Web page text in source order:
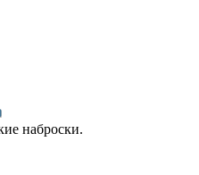
наброски.